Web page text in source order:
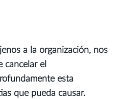
a la organización, nos
cancelar el
esta
que pueda causar.